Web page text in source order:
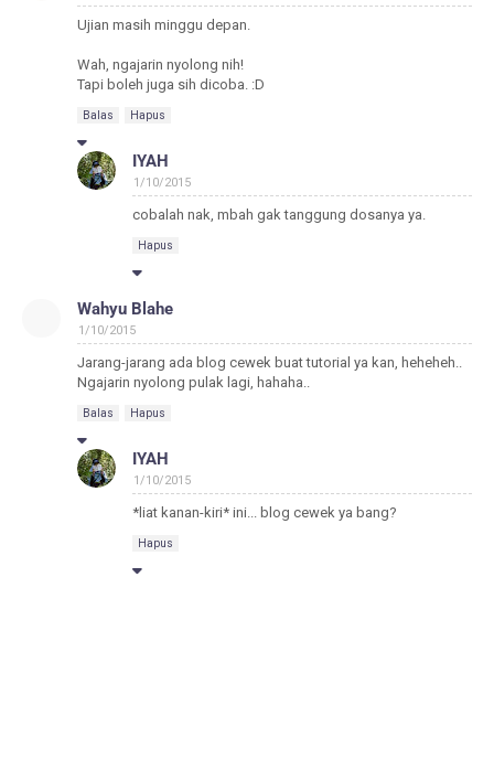
Ujian masih minggu depan.
Wah, ngajarin nyolong nih!
Tapi boleh juga sih dicoba. :D
Balas Hapus
IYAH
1/10/2015
cobalah nak, mbah gak tanggung dosanya ya.
Hapus
Wahyu Blahe
1/10/2015
Jarang-jarang ada blog cewek buat tutorial ya kan, heheheh..
Ngajarin nyolong pulak lagi, hahaha..
Balas Hapus
IYAH
1/10/2015
*liat kanan-kiri* ini... blog cewek ya bang?
Hapus